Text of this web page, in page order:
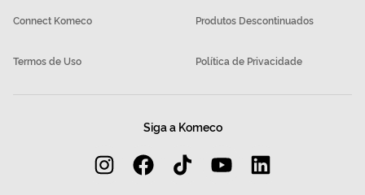
Connect Komeco Produtos Descontinuados
Termos de Uso Política de Privacidade
Siga a Komeco